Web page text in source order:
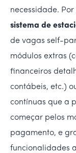
necessidade.
sistema de
de vagas self-
módulos extras
financeiros
contábeis, etc.)
contínuas que a
começar pelos
pagamento, e
funcionalidades